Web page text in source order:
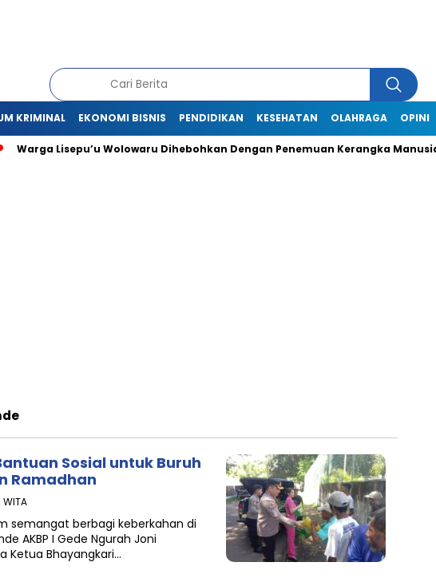
KRIMINAL EKONOMI BISNIS PENDIDIKAN KESEHATAN OLAHRAGA OPINI
Warga Lisepu’u Wolowaru Dihebohkan Dengan Penemuan Kerangka Manusia
Sosial untuk Buruh
Ramadhan
semangat berbagi keberkahan di
AKBP I Gede Ngurah Joni
Ketua Bhayangkari…